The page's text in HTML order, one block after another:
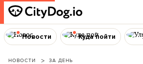
Новости Куда пойти
НОВОСТИ ЗА ДЕНЬ